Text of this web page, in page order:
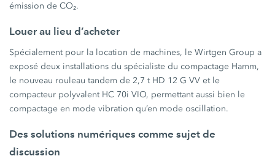
émission de CO₂.
Louer au lieu d’acheter
Spécialement pour la location de machines, le Wirtgen Group a
exposé deux installations du spécialiste du compactage Hamm,
le nouveau rouleau tandem de 2,7 t HD 12 G VV et le
compacteur polyvalent HC 70i VIO, permettant aussi bien le
compactage en mode vibration qu’en mode oscillation.
Des solutions numériques comme sujet de
discussion